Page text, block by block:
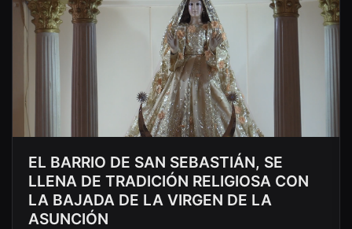
EL BARRIO DE SAN SEBASTIÁN, SE
LLENA DE TRADICIÓN RELIGIOSA CON
LA BAJADA DE LA VIRGEN DE LA
ASUNCIÓN